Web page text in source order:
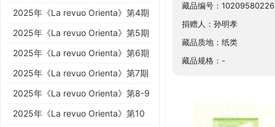
2025年《La revuo Orienta》第4期
2025年《La revuo Orienta》第5期
2025年《La revuo Orienta》第6期
2025年《La revuo Orienta》第7期
2025年《La revuo Orienta》第8-9
期
2025年《La revuo Orienta》第10
藏品编号：
捐赠人：孙明孝
藏品质地：纸类
藏品规格：-